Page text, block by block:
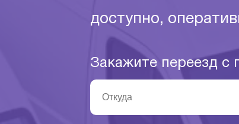
доступно,
Закажите переезд с